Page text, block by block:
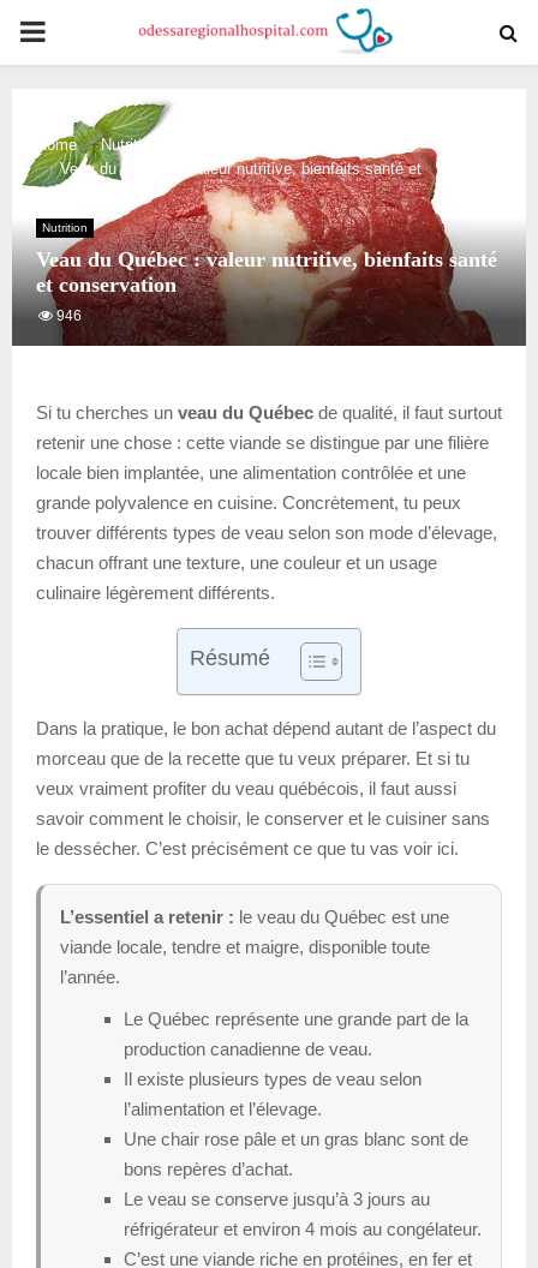
PRIMARY
Home
Nutrition
Veau du Québec : valeur nutritive, bienfaits santé et
conservation
Nutrition
Veau du Québec : valeur nutritive, bienfaits santé
et conservation
946
Si tu cherches un veau du Québec de qualité, il faut surtout
retenir une chose : cette viande se distingue par une filière
locale bien implantée, une alimentation contrôlée et une
grande polyvalence en cuisine. Concrètement, tu peux
trouver différents types de veau selon son mode d’élevage,
chacun offrant une texture, une couleur et un usage
culinaire légèrement différents.
Résumé
Dans la pratique, le bon achat dépend autant de l’aspect du
morceau que de la recette que tu veux préparer. Et si tu
veux vraiment profiter du veau québécois, il faut aussi
savoir comment le choisir, le conserver et le cuisiner sans
le dessécher. C’est précisément ce que tu vas voir ici.
L’essentiel a retenir : le veau du Québec est une
viande locale, tendre et maigre, disponible toute
l’année.
Le Québec représente une grande part de la
production canadienne de veau.
Il existe plusieurs types de veau selon
l’alimentation et l’élevage.
Une chair rose pâle et un gras blanc sont de
bons repères d’achat.
Le veau se conserve jusqu’à 3 jours au
réfrigérateur et environ 4 mois au congélateur.
C’est une viande riche en protéines, en fer et